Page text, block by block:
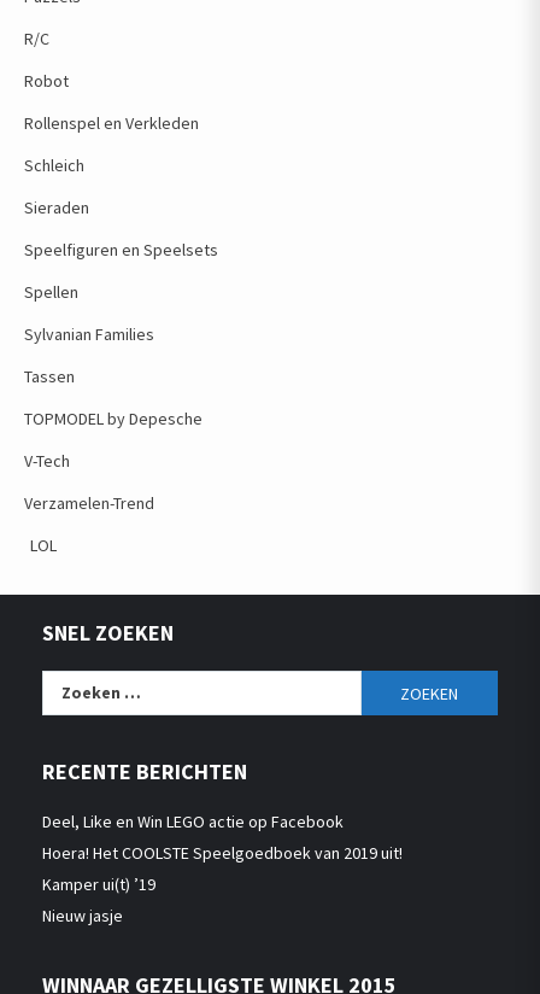
R/C
Robot
Rollenspel en Verkleden
Schleich
Sieraden
Speelfiguren en Speelsets
Spellen
Sylvanian Families
Tassen
TOPMODEL by Depesche
V-Tech
Verzamelen-Trend
LOL
SNEL ZOEKEN
Zoeken
RECENTE BERICHTEN
Deel, Like en Win LEGO actie op Facebook
Hoera! Het COOLSTE Speelgoedboek van 2019 uit!
Kamper ui(t) ’19
Nieuw jasje
WINNAAR GEZELLIGSTE WINKEL 2015